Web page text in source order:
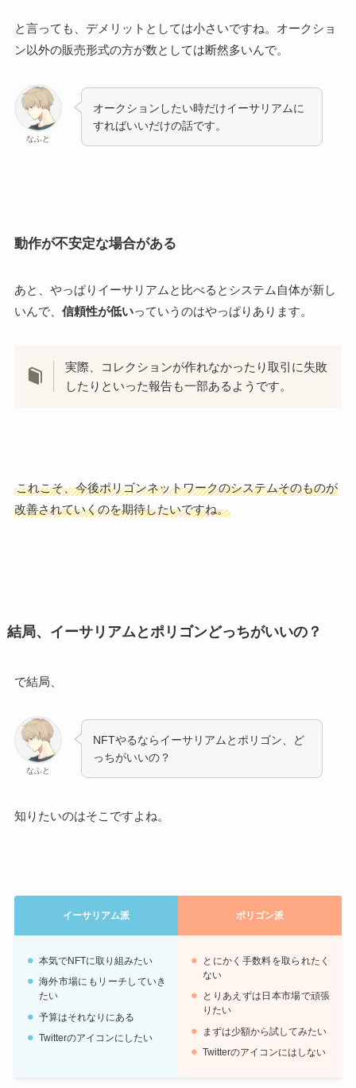
と言っても、デメリットとしては小さいですね。オークショ
ン以外の販売形式の方が数としては断然多いんで。
なふと
オークションしたい時だけイーサリアムに
すればいいだけの話です。
動作が不安定な場合がある
あと、やっぱりイーサリアムと比べるとシステム自体が新し
いんで、 信頼性が低いっていうのはやっぱりあります。
実際、コレクションが作れなかったり取引に失敗
したりといった報告も一部あるようです。
これこそ、今後ポリゴンネットワークのシステムそのものが
改善されていくのを期待したいですね。
結局、イーサリアムとポリゴンどっちがいいの？
で結局、
なふと
NFTやるならイーサリアムとポリゴン、ど
っちがいいの？
知りたいのはそこですよね。
イーサリアム派 ポリゴン派
本気でNFTに取り組みたい
海外市場にもリーチしていき
たい
予算はそれなりにある
Twitterのアイコンにしたい
とにかく手数料を取られたく
ない
とりあえずは日本市場で頑張
りたい
まずは少額から試してみたい
Twitterのアイコンにはしない